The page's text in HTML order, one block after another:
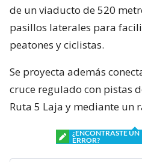
de un viaducto de 520
pasillos laterales para
peatones y ciclistas.
Se proyecta además
cruce regulado con pistas
Ruta 5 Laja y mediante un
¿ENCONTRASTE UN
ERROR?